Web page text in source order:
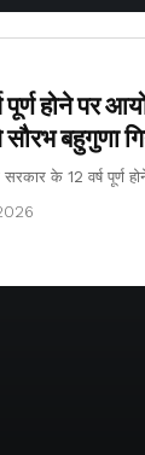
होने पर
सौरभ बहुगुणा
के 12 वर्ष पूर्ण